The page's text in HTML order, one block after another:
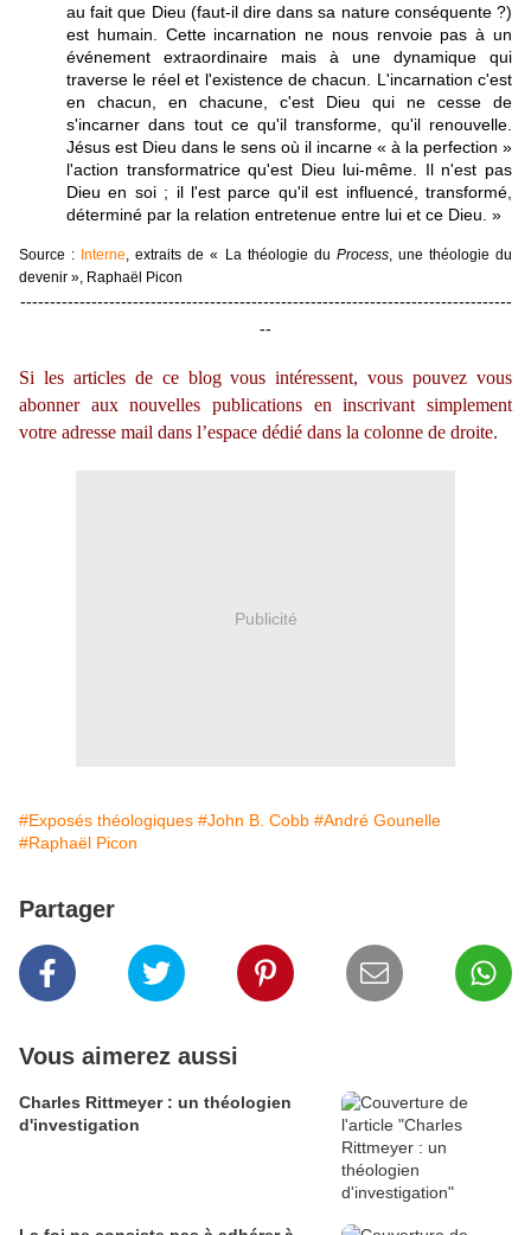
au fait que Dieu (faut-il dire dans sa nature conséquente ?)
est humain. Cette incarnation ne nous renvoie pas à un
événement extraordinaire mais à une dynamique qui
traverse le réel et l'existence de chacun. L'incarnation c'est
en chacun, en chacune, c'est Dieu qui ne cesse de
s'incarner dans tout ce qu'il transforme, qu'il renouvelle.
Jésus est Dieu dans le sens où il incarne « à la perfection »
l'action transformatrice qu'est Dieu lui-même. Il n'est pas
Dieu en soi ; il l'est parce qu'il est influencé, transformé,
déterminé par la relation entretenue entre lui et ce Dieu. »
Source : Interne, extraits de « La théologie du Process, une théologie du
devenir », Raphaël Picon
-----------------------------------------------------------------------------------
--
Si les articles de ce blog vous intéressent, vous pouvez vous
abonner aux nouvelles publications en inscrivant simplement
votre adresse mail dans l’espace dédié dans la colonne de droite.
Publicité
#Exposés théologiques #John B. Cobb #André Gounelle
#Raphaël Picon
Partager
Vous aimerez aussi
Charles Rittmeyer : un théologien
d'investigation